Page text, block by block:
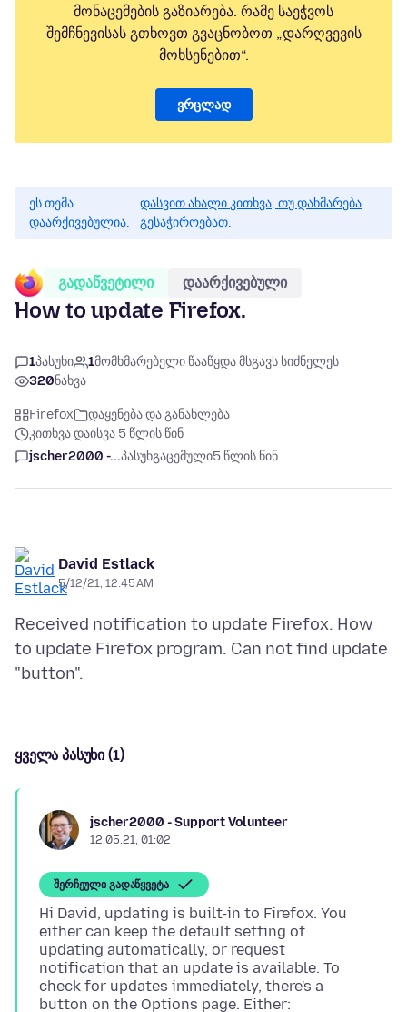
მონაცემების გაზიარება. რამე საეჭვოს
შემჩნევისას გთხოვთ გვაცნობოთ „დარღვევის
მოხსენებით“.
ვრცლად
ეს თემა
დაარქივებულია.
დასვით ახალი კითხვა, თუ დახმარება
გესაჭიროებათ.
გადაწვეტილი დაარქივებული
How to update Firefox.
1პასუხი 1მომხმარებელი წააწყდა მსგავს სიძნელეს
320ნახვა
Firefox
დაყენება და განახლება
კითხვა დაისვა 5 წლის წინ
jscher2000 -...პასუხგაცემული5 წლის წინ
David Estlack
5/12/21, 12:45 AM
Received notification to update Firefox. How
to update Firefox program. Can not find update
ყველა პასუხი (1)
jscher2000 - Support Volunteer
12.05.21, 01:02
შერჩეული გადაწყვეტა
Hi David, updating is built-in to Firefox. You
either can keep the default setting of
updating automatically, or request
notification that an update is available. To
check for updates immediately, there's a